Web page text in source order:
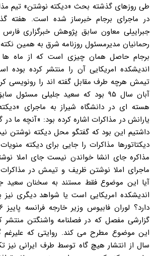
طی روزهای گذشته بحث «دیکته نوشتن» تیم
در ماجرای برجام خبرساز شده است. هفته
جبراییلی معاون سابق پژوهش خبرگزاری فارس
رحمانیان مدیرمسئول روزنامه شرق به همین نکته
برجام حاصل همان چیزی است که از ماه ها
اندیشکده امریکایی آن را منتشر کرده
تیمش هرچه طرف مقابل گفته اند را رونویسی
آبان سال ۹۵ بود که سعید جلیلی
هسته ای در دانشگاه شیراز به ماجرای
یارانش در مذاکرات اشاره کرده بود: «آنچه ما در
داشتیم این بود که گفتگو محل دیکته نوشتن
دیکتاتورها مذاکرات را جایی برای دیکته
مذاکره جای انشا خواندن نیست جای املا
ماجرای املا نوشتن ظریف و تیمش در
آیا این موضوع فقط مستند به سخنان سعید
اندیشکده امریکایی است یا شواهد دیگری نیز
گزارشی مفصل که در فصلنامه واشنگتن منتشر
این موضوع مطرح می کند. روایتی که
سال از انتشار هیچ گاه توسط طرف ایرانی